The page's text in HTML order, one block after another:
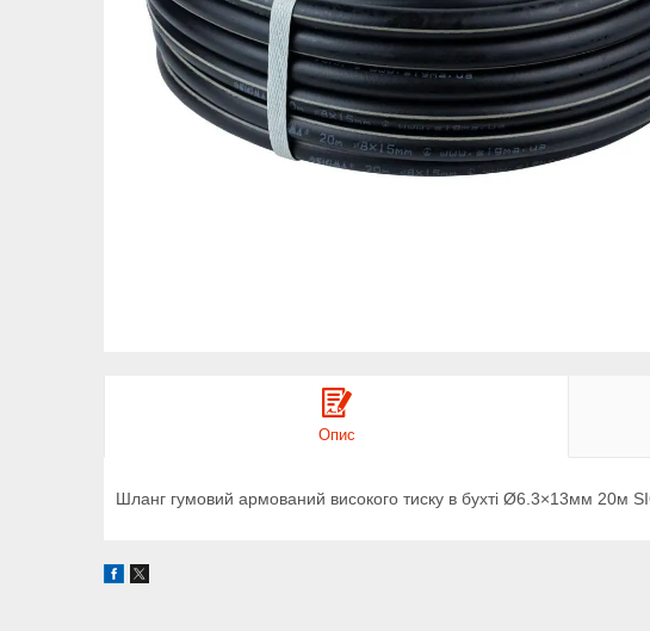
Опис
Шланг гумовий армований високого тиску в бухті Ø6.3×13мм 20м